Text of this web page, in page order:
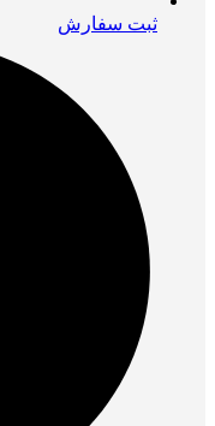
ثبت سفارش